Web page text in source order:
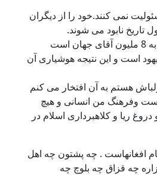
را از دیگران
می شوند.
اسرائیل به 8 ملیون آقای جهان است
و این نتیجه هوشیاری آن
به آن افتخار می کنم
من انسانی و هیچ
کلاهبرداری اسلام در
. چه پشتون چه اهل
چه بلوچ چه